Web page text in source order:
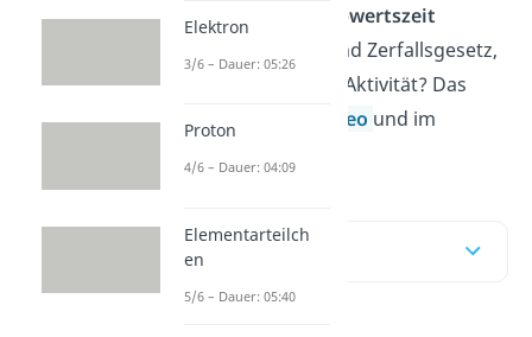
Wie kannst du die
Halbwertszeit
und was sind Zerfallsgesetz,
Zerfallskonstante und Aktivität? Das
erfährst du hier im
Video und im
Inhaltsübersicht
Elektron
3/6 – Dauer: 05:26
Proton
4/6 – Dauer: 04:09
Elementarteilch
en
5/6 – Dauer: 05:40